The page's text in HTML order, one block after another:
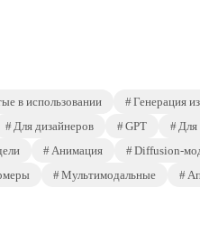
в использовании Генерация
Для дизайнеров GPT Для
Анимация Diffusion-
Мультимодальные